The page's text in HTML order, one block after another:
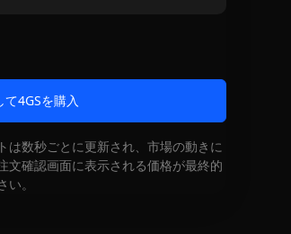
て4GSを購入
は数秒ごとに更新され、市場の動きに
文確認画面に表示される価格が最終的
い。